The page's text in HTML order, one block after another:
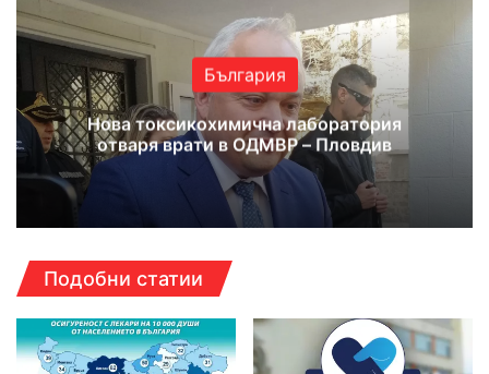
България
Нова токсикохимична лаборатория
отваря врати в ОДМВР – Пловдив
Подобни статии